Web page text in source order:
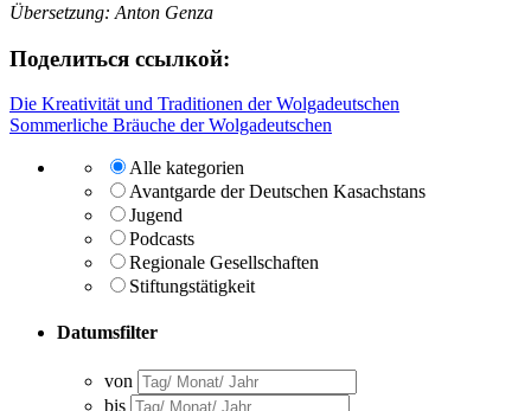
Übersetzung: Anton Genza
Поделиться ссылкой:
Beitragsnavigation
Die Kreativität und Traditionen der Wolgadeutschen
Sommerliche Bräuche der Wolgadeutschen
Alle kategorien
Avantgarde der Deutschen Kasachstans
Jugend
Podcasts
Regionale Gesellschaften
Stiftungstätigkeit
Datumsfilter
von
bis